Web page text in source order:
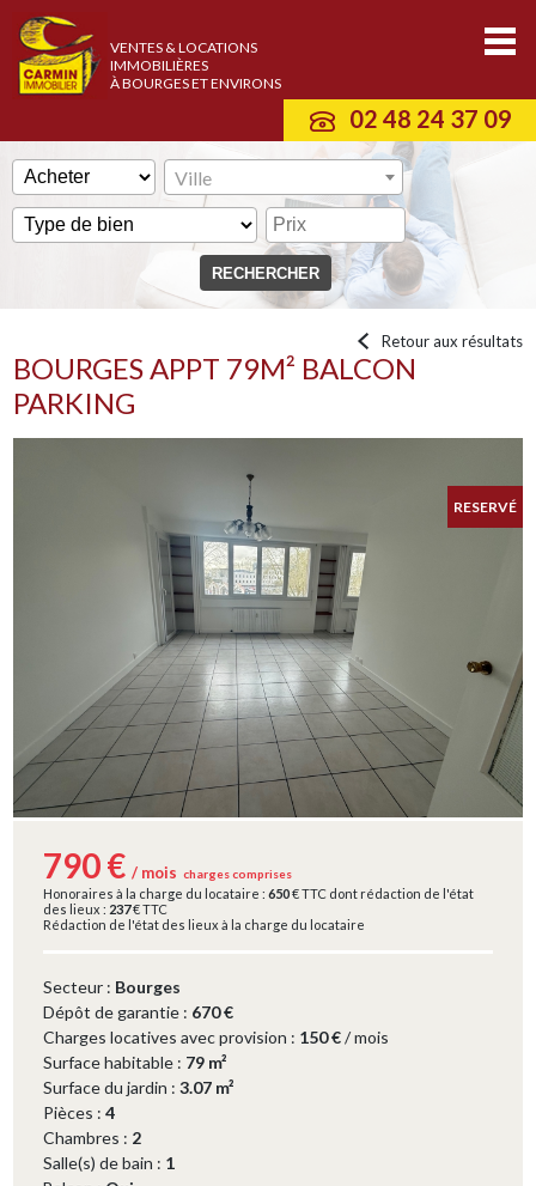
VENTES & LOCATIONS
IMMOBILIÈRES
À BOURGES ET ENVIRONS
02 48 24 37 09
Ville
Retour aux résultats
BOURGES APPT 79M² BALCON
PARKING
RESERVÉ
790 € / mois charges comprises
Honoraires à la charge du locataire :650€ TTC dont rédaction de l'état
des lieux : 237€ TTC
Rédaction de l'état des lieux à la charge du locataire
Secteur : Bourges
Dépôt de garantie : 670 €
Charges locatives avec provision : 150 €/ mois
Surface habitable : 79 m²
Surface du jardin :3.07 m²
Pièces :4
Chambres : 2
Salle(s) de bain : 1